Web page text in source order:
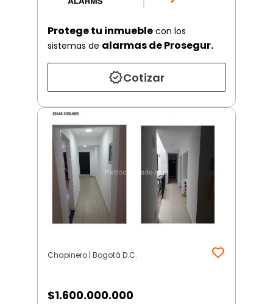
Protege tu inmueble con los
sistemas de alarmas de Prosegur.
Cotizar
Chapinero | Bogotá D.C.
$1.600.000.000